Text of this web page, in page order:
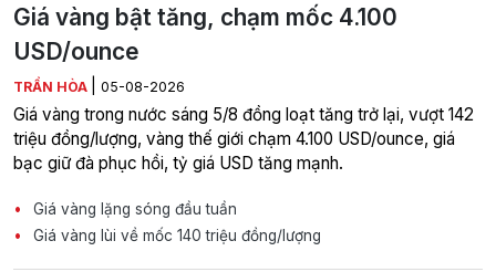
Giá vàng bật tăng, chạm mốc 4.100
USD/ounce
TRẦN HÒA 05-08-2026
Giá vàng trong nước sáng 5/8 đồng loạt tăng trở lại, vượt 142
triệu đồng/lượng, vàng thế giới chạm 4.100 USD/ounce, giá
bạc giữ đà phục hồi, tỷ giá USD tăng mạnh.
Giá vàng lặng sóng đầu tuần
Giá vàng lùi về mốc 140 triệu đồng/lượng